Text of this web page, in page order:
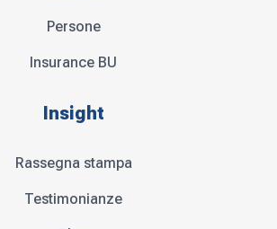
Persone
Insurance BU
Insight
Rassegna stampa
Testimonianze